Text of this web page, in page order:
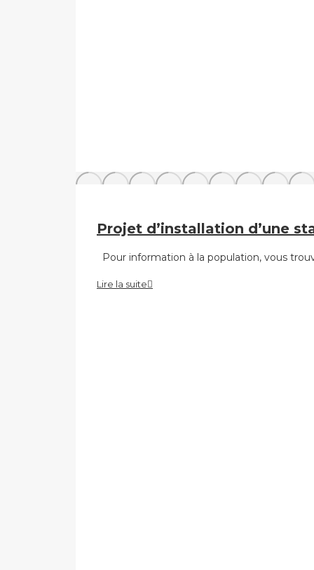
Projet d’installation d’une
Pour information à la population, vous
Lire la suite